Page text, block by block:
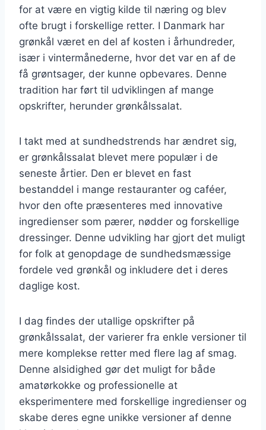
for at være en vigtig kilde til næring og blev
ofte brugt i forskellige retter. I Danmark har
grønkål været en del af kosten i århundreder,
især i vintermånederne, hvor det var en af de
få grøntsager, der kunne opbevares. Denne
tradition har ført til udviklingen af mange
opskrifter, herunder grønkålssalat.
I takt med at sundhedstrends har ændret sig,
er grønkålssalat blevet mere populær i de
seneste årtier. Den er blevet en fast
bestanddel i mange restauranter og caféer,
hvor den ofte præsenteres med innovative
ingredienser som pærer, nødder og forskellige
dressinger. Denne udvikling har gjort det muligt
for folk at genopdage de sundhedsmæssige
fordele ved grønkål og inkludere det i deres
daglige kost.
I dag findes der utallige opskrifter på
grønkålssalat, der varierer fra enkle versioner til
mere komplekse retter med flere lag af smag.
Denne alsidighed gør det muligt for både
amatørkokke og professionelle at
eksperimentere med forskellige ingredienser og
skabe deres egne unikke versioner af denne